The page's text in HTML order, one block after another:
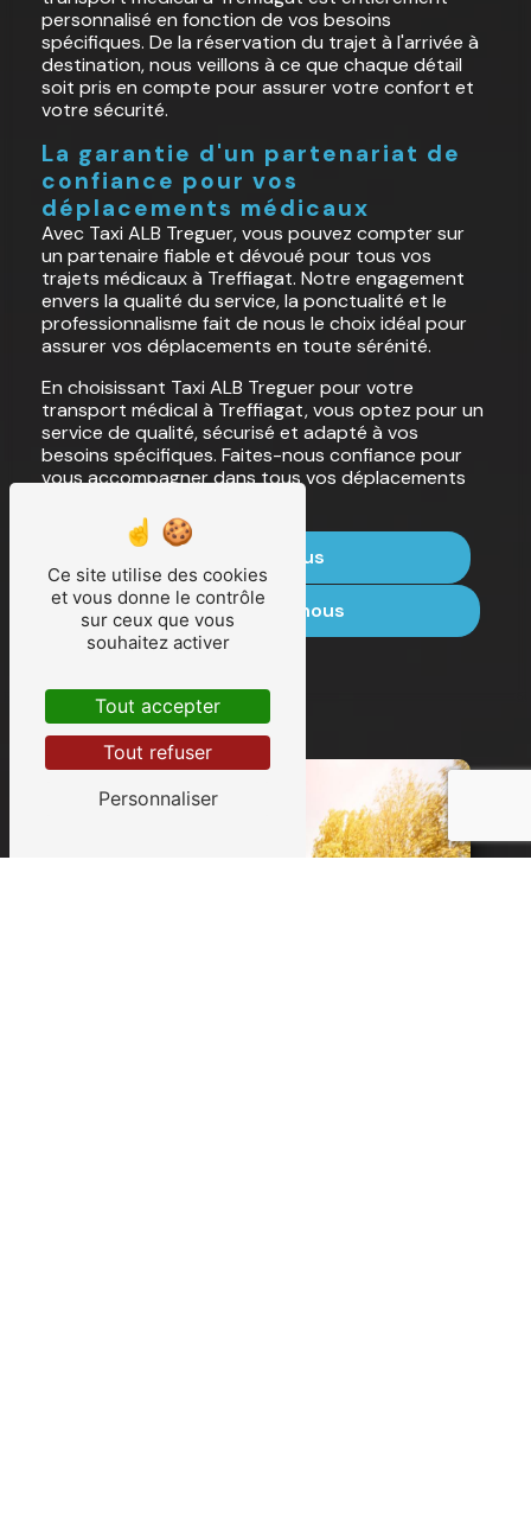
personnalisé en fonction de vos besoins
spécifiques. De la réservation du trajet à l'arrivée à
destination, nous veillons à ce que chaque détail
soit pris en compte pour assurer votre confort et
votre sécurité.
La garantie d'un partenariat de
confiance pour vos
déplacements médicaux
Avec Taxi ALB Treguer, vous pouvez compter sur
un partenaire fiable et dévoué pour tous vos
trajets médicaux à Treffiagat. Notre engagement
envers la qualité du service, la ponctualité et le
professionnalisme fait de nous le choix idéal pour
assurer vos déplacements en toute sérénité.
En choisissant Taxi ALB Treguer pour votre
transport médical à Treffiagat, vous optez pour un
service de qualité, sécurisé et adapté à vos
besoins spécifiques. Faites-nous confiance pour
vous accompagner dans tous vos déplacements
En savoir plus
Contactez-nous
Ce site utilise des cookies
et vous donne le contrôle
sur ceux que vous
souhaitez activer
Tout accepter
Tout refuser
Personnaliser